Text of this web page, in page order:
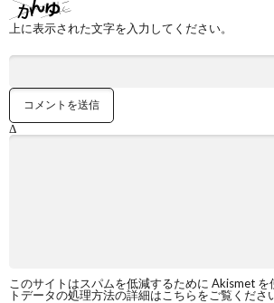
上に表示された文字を入力してください。
Δ
このサイトはスパムを低減するために Akismet を
トデータの処理方法の詳細はこちらをご覧くださ